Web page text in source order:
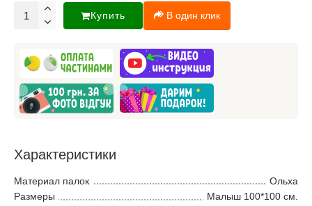
Купить В один клик
Характеристики
Материал палок
Ольха
Размеры
Малыш 100*100 см.